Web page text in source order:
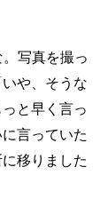
写真を撮っ
や、そうな
と早く言っ
言っていた
移りました